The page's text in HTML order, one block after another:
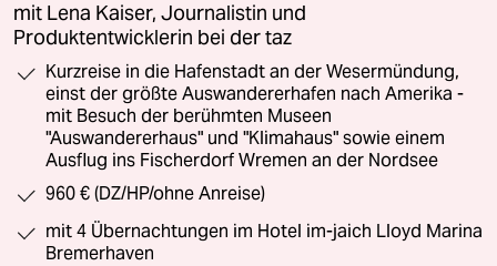
mit Lena Kaiser, Journalistin und
Produktentwicklerin bei der taz
Kurzreise in die Hafenstadt an der Wesermündung,
einst der größte Auswandererhafen nach Amerika -
mit Besuch der berühmten Museen
"Auswandererhaus" und "Klimahaus" sowie einem
Ausflug ins Fischerdorf Wremen an der Nordsee
960 € (DZ/HP/ohne Anreise)
mit 4 Übernachtungen im Hotel im-jaich Lloyd Marina
Bremerhaven